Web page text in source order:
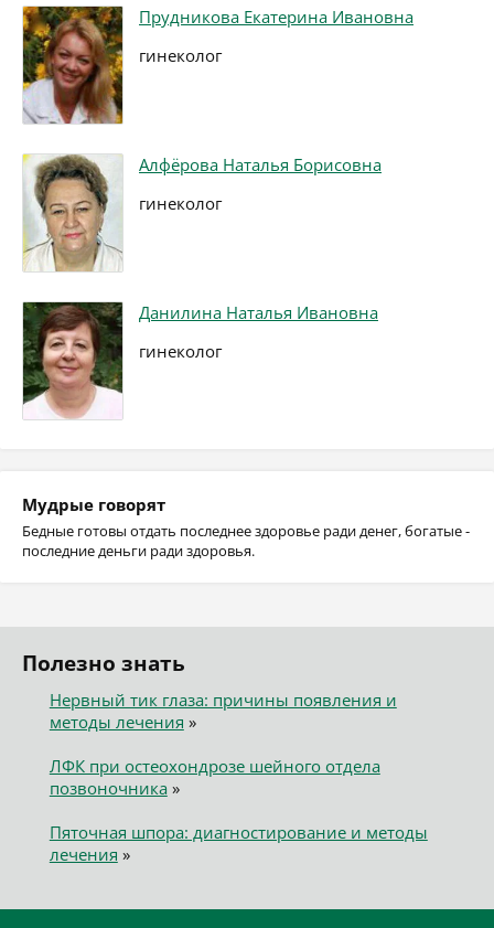
Прудникова Екатерина Ивановна
гинеколог
Алфёрова Наталья Борисовна
гинеколог
Данилина Наталья Ивановна
гинеколог
Мудрые говорят
Бедные готовы отдать последнее здоровье ради денег, богатые -
последние деньги ради здоровья.
Полезно знать
Нервный тик глаза: причины появления и
методы лечения »
ЛФК при остеохондрозе шейного отдела
позвоночника»
Пяточная шпора: диагностирование и методы
лечения »